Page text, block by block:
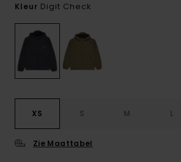
Kleur Digit Check
XS S M L
Zie Maattabel